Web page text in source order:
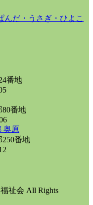
んだ・うさぎ・ひよこ
番地
80番地
奥原
250番地
祉会 All Rights